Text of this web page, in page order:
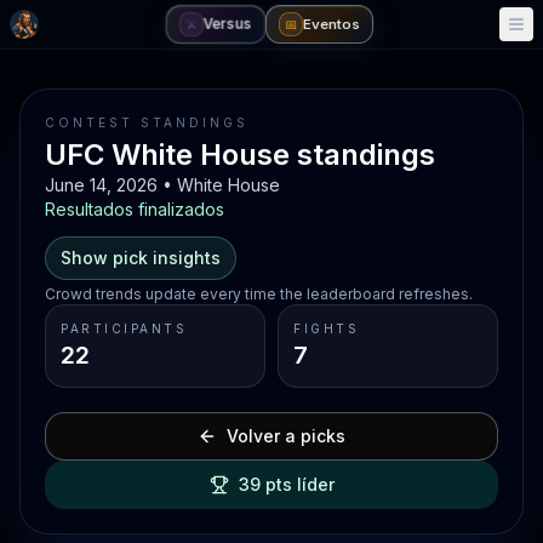
⚔️ Versus 📅 Eventos
CONTEST STANDINGS
UFC White House standings
June 14, 2026 • White House
Resultados finalizados
Show pick insights
Crowd trends update every time the leaderboard refreshes.
PARTICIPANTS
22
FIGHTS
7
Volver a picks
39 pts líder